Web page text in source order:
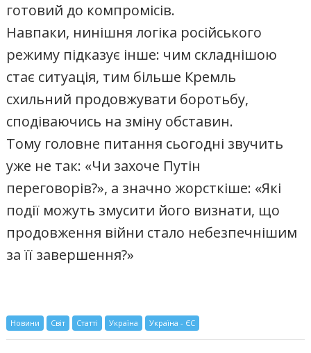
готовий до компромісів.
Навпаки, нинішня логіка російського
режиму підказує інше: чим складнішою
стає ситуація, тим більше Кремль
схильний продовжувати боротьбу,
сподіваючись на зміну обставин.
Тому головне питання сьогодні звучить
уже не так: «Чи захоче Путін
переговорів?», а значно жорсткіше: «Які
події можуть змусити його визнати, що
продовження війни стало небезпечнішим
за її завершення?»
Новини Світ Статті Україна Україна - ЄС